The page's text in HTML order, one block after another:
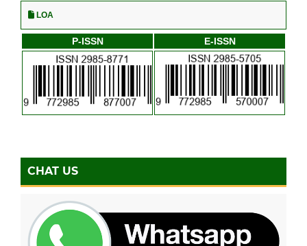
LOA
P-ISSN E-ISSN
CHAT US